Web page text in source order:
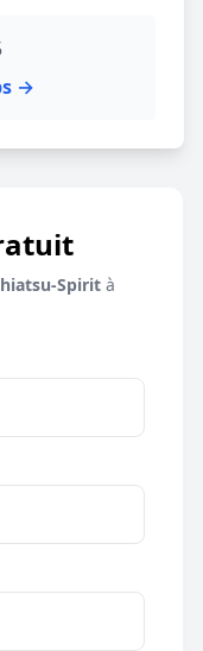
→
Spirit à